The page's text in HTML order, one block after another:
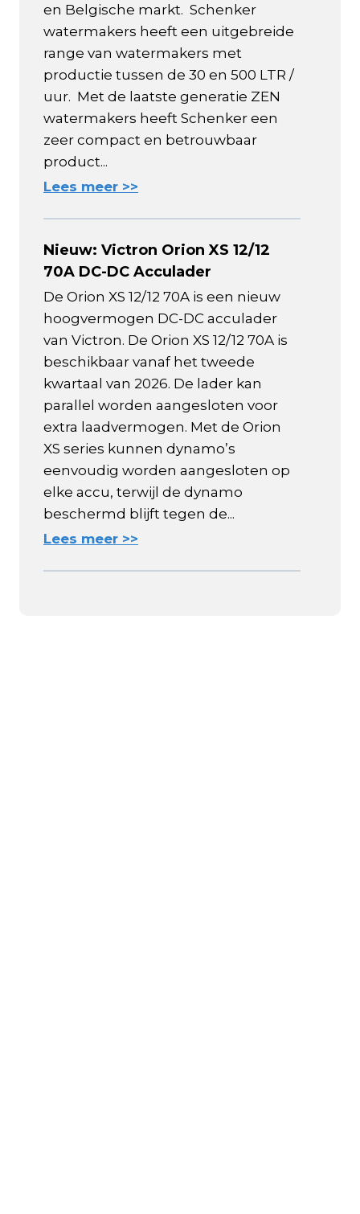
en Belgische markt. Schenker
watermakers heeft een uitgebreide
range van watermakers met
productie tussen de 30 en 500 LTR /
uur. Met de laatste generatie ZEN
watermakers heeft Schenker een
zeer compact en betrouwbaar
product...
Lees meer >>
Nieuw: Victron Orion XS 12/12
70A DC-DC Acculader
De Orion XS 12/12 70A is een nieuw
hoogvermogen DC-DC acculader
van Victron. De Orion XS 12/12 70A is
beschikbaar vanaf het tweede
kwartaal van 2026. De lader kan
parallel worden aangesloten voor
extra laadvermogen. Met de Orion
XS series kunnen dynamo’s
eenvoudig worden aangesloten op
elke accu, terwijl de dynamo
beschermd blijft tegen de...
Lees meer >>